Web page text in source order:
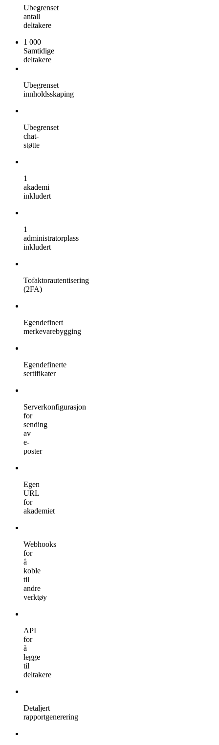
Ubegrenset
antall
deltakere
1 000
Samtidige
deltakere
Ubegrenset
innholdsskaping
Ubegrenset
chat-
støtte
1
akademi
inkludert
1
administratorplass
inkludert
Tofaktorautentisering
(2FA)
Egendefinert
merkevarebygging
Egendefinerte
sertifikater
Serverkonfigurasjon
for
sending
av
e-
poster
Egen
URL
for
akademiet
Webhooks
for
å
koble
til
andre
verktøy
API
for
å
legge
til
deltakere
Detaljert
rapportgenerering